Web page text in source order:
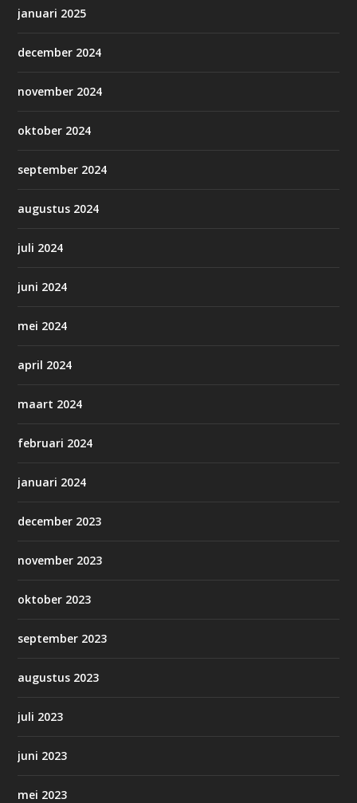
januari 2025
december 2024
november 2024
oktober 2024
september 2024
augustus 2024
juli 2024
juni 2024
mei 2024
april 2024
maart 2024
februari 2024
januari 2024
december 2023
november 2023
oktober 2023
september 2023
augustus 2023
juli 2023
juni 2023
mei 2023